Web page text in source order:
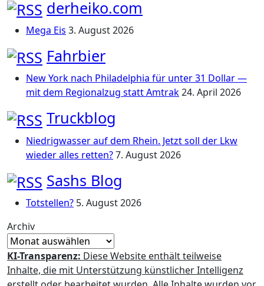
derheiko.com
Mega Eis 3. August 2026
Fahrbier
New York nach Philadelphia für unter 31 Dollar —
mit dem Regionalzug statt Amtrak24. April 2026
Truckblog
Niedrigwasser auf dem Rhein. Jetzt soll der Lkw
wieder alles retten?7. August 2026
Sashs Blog
Totstellen? 5. August 2026
Archiv
KI-Transparenz: Diese Website enthält teilweise
Inhalte, die mit Unterstützung künstlicher Intelligenz